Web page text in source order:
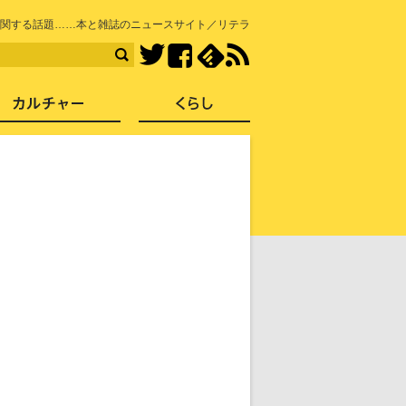
する話題……本と雑誌のニュースサイト／リテラ
TwitterFacebook
社会